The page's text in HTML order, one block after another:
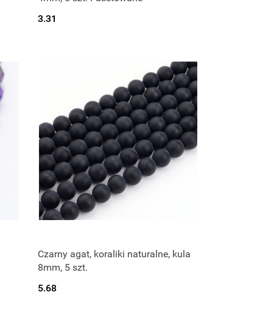
3.31
Czarny agat, koraliki naturalne, kula
8mm, 5 szt.
5.68